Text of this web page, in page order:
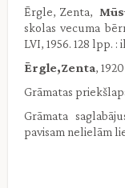
Ērgle, Zenta,
skolas vecuma
LVI, 1956. 128 lpp. :
Ērgle,Zenta,
Grāmatas
Grāmata
pavisam nelielām